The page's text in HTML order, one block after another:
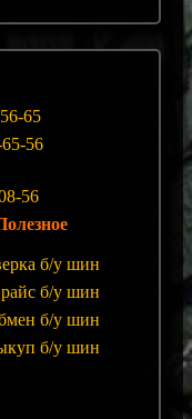
65
56
56
б/у шин
б/у шин
б/у шин
б/у шин